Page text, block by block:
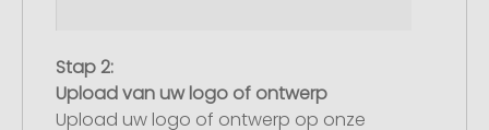
Stap 2:
Upload van uw logo of ontwerp
Upload uw logo of ontwerp op onze